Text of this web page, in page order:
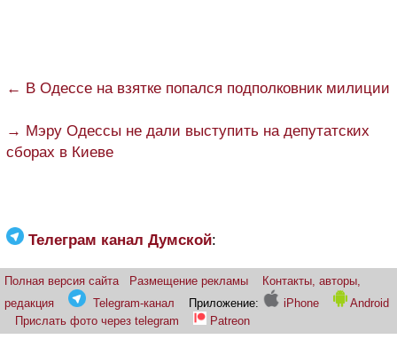
← В Одессе на взятке попался подполковник милиции
→ Мэру Одессы не дали выступить на депутатских
сборах в Киеве
Телеграм канал Думской:
Полная версия сайта Размещение рекламы
Контакты, авторы,
редакция
Telegram-канал Приложение: iPhone
Android
Прислать фото через telegram
Patreon